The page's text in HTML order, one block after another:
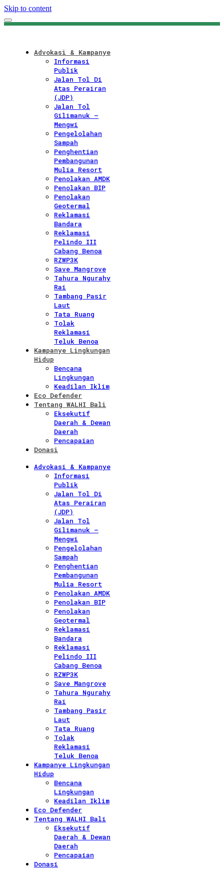
Skip to content
Advokasi & Kampanye
Informasi
Publik
Jalan Tol Di
Atas Perairan
(JDP)
Jalan Tol
Gilimanuk –
Mengwi
Pengelolahan
Sampah
Penghentian
Pembangunan
Mulia Resort
Penolakan AMDK
Penolakan BIP
Penolakan
Geotermal
Reklamasi
Bandara
Reklamasi
Pelindo III
Cabang Benoa
RZWP3K
Save Mangrove
Tahura Ngurahy
Rai
Tambang Pasir
Laut
Tata Ruang
Tolak
Reklamasi
Teluk Benoa
Kampanye Lingkungan
Hidup
Bencana
Lingkungan
Keadilan Iklim
Eco Defender
Tentang WALHI Bali
Eksekutif
Daerah & Dewan
Daerah
Pencapaian
Donasi
Advokasi & Kampanye
Informasi
Publik
Jalan Tol Di
Atas Perairan
(JDP)
Jalan Tol
Gilimanuk –
Mengwi
Pengelolahan
Sampah
Penghentian
Pembangunan
Mulia Resort
Penolakan AMDK
Penolakan BIP
Penolakan
Geotermal
Reklamasi
Bandara
Reklamasi
Pelindo III
Cabang Benoa
RZWP3K
Save Mangrove
Tahura Ngurahy
Rai
Tambang Pasir
Laut
Tata Ruang
Tolak
Reklamasi
Teluk Benoa
Kampanye Lingkungan
Hidup
Bencana
Lingkungan
Keadilan Iklim
Eco Defender
Tentang WALHI Bali
Eksekutif
Daerah & Dewan
Daerah
Pencapaian
Donasi